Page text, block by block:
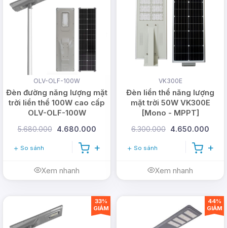
OLV-OLF-100W
Đèn đường năng lượng mặt
trời liền thể 100W cao cấp
OLV-OLF-100W
5.680.000 4.680.000
So sánh
Xem nhanh
VK300E
Đèn liền thể năng lượng
mặt trời 50W VK300E
[Mono - MPPT]
6.300.000 4.650.000
So sánh
Xem nhanh
33%
GIẢM
44%
GIẢM